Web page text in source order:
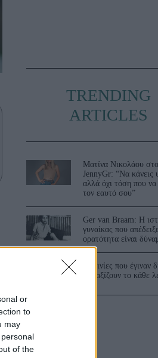
or
to
may
of the
TRENDING
ARTICLES
Ματίνα Νικολάου στο
JennyGr: “Να κάνεις
αλλά όχι τόση που να
τον εαυτό σου”
Ger van Braam: Η
γυναίκας που
ορατότητα είναι
3 ταινίες που έγιναν
και αξίζουν το κάθε